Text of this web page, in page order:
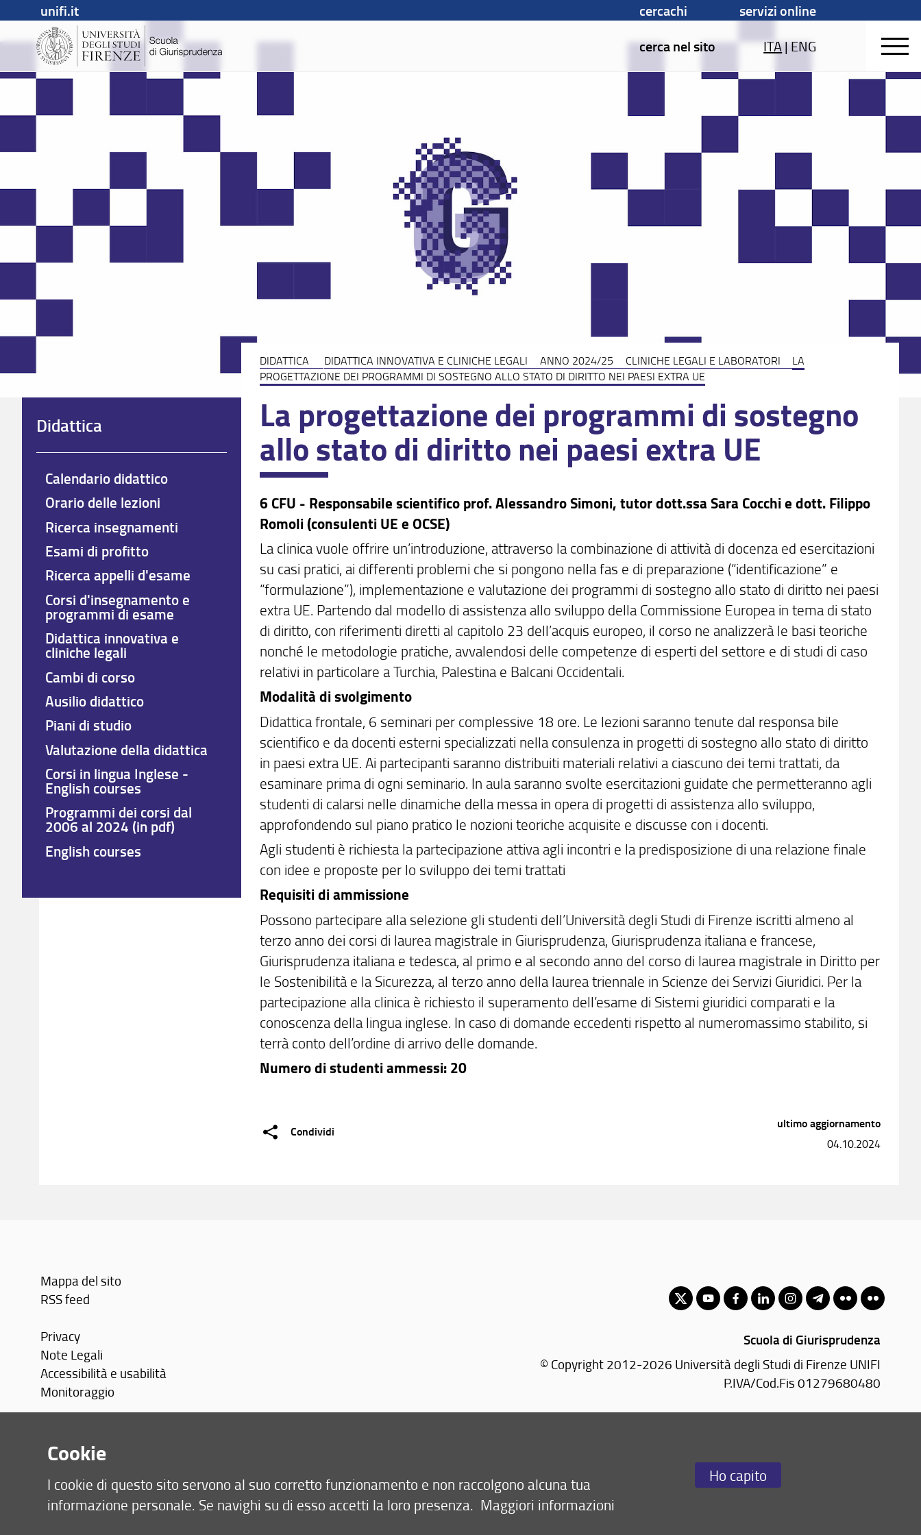
unifi.it cercachi
servizi online
cerca nel sito
ITA|ENG
DIDATTICA DIDATTICA INNOVATIVA E CLINICHE LEGALI ANNO 2024/25 CLINICHE LEGALI E LABORATORI
LA
PROGETTAZIONE DEI PROGRAMMI DI SOSTEGNO ALLO STATO DI DIRITTO NEI PAESI EXTRA UE
La progettazione dei programmi di sostegno
allo stato di diritto nei paesi extra UE
6 CFU - Responsabile scientifico prof. Alessandro Simoni, tutor dott.ssa Sara Cocchi e dott. Filippo
Romoli (consulenti UE e OCSE)
La clinica vuole offrire un’introduzione, attraverso la combinazione di attività di docenza ed esercitazioni
su casi pratici, ai differenti problemi che si pongono nella fas e di preparazione (“identificazione” e
“formulazione”), implementazione e valutazione dei programmi di sostegno allo stato di diritto nei paesi
extra UE. Partendo dal modello di assistenza allo sviluppo della Commissione Europea in tema di stato
di diritto, con riferimenti diretti al capitolo 23 dell’acquis europeo, il corso ne analizzerà le basi teoriche
nonché le metodologie pratiche, avvalendosi delle competenze di esperti del settore e di studi di caso
relativi in particolare a Turchia, Palestina e Balcani Occidentali.
Modalità di svolgimento
Didattica frontale, 6 seminari per complessive 18 ore. Le lezioni saranno tenute dal responsa bile
scientifico e da docenti esterni specializzati nella consulenza in progetti di sostegno allo stato di diritto
in paesi extra UE. Ai partecipanti saranno distribuiti materiali relativi a ciascuno dei temi trattati, da
esaminare prima di ogni seminario. In aula saranno svolte esercitazioni guidate che permetteranno agli
studenti di calarsi nelle dinamiche della messa in opera di progetti di assistenza allo sviluppo,
approfondendo sul piano pratico le nozioni teoriche acquisite e discusse con i docenti.
Agli studenti è richiesta la partecipazione attiva agli incontri e la predisposizione di una relazione finale
con idee e proposte per lo sviluppo dei temi trattati
Requisiti di ammissione
Possono partecipare alla selezione gli studenti dell’Università degli Studi di Firenze iscritti almeno al
terzo anno dei corsi di laurea magistrale in Giurisprudenza, Giurisprudenza italiana e francese,
Giurisprudenza italiana e tedesca, al primo e al secondo anno del corso di laurea magistrale in Diritto per
le Sostenibilità e la Sicurezza, al terzo anno della laurea triennale in Scienze dei Servizi Giuridici. Per la
partecipazione alla clinica è richiesto il superamento dell’esame di Sistemi giuridici comparati e la
conoscenza della lingua inglese. In caso di domande eccedenti rispetto al numeromassimo stabilito, si
terrà conto dell’ordine di arrivo delle domande.
Numero di studenti ammessi: 20
Condividi
Didattica
Calendario didattico
Orario delle lezioni
Ricerca insegnamenti
Esami di profitto
Ricerca appelli d'esame
Corsi d'insegnamento e
programmi di esame
Didattica innovativa e
cliniche legali
Cambi di corso
Ausilio didattico
Piani di studio
Valutazione della didattica
Corsi in lingua Inglese -
English courses
Programmi dei corsi dal
2006 al 2024 (in pdf)
English courses
ultimo aggiornamento
04.10.2024
Mappa del sito
RSS feed
Privacy
Note Legali
Accessibilità e usabilità
Monitoraggio
Scuola di Giurisprudenza
© Copyright 2012-2026 Università degli Studi di Firenze UNIFI
P.IVA/Cod.Fis 01279680480
Email:scuola(AT)giurisprudenza.unifi.it
Cookie
I cookie di questo sito servono al suo corretto funzionamento e non raccolgono alcuna tua
informazione personale. Se navighi su di esso accetti la loro presenza. Maggiori informazioni
Ho capito